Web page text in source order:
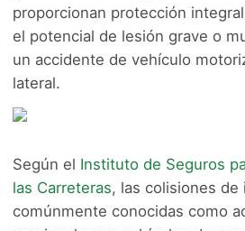
proporcionan protección
el potencial de lesión grave o
un accidente de vehículo
lateral.
Según el Instituto de Seguros
las Carreteras, las colisiones de
comúnmente conocidas como